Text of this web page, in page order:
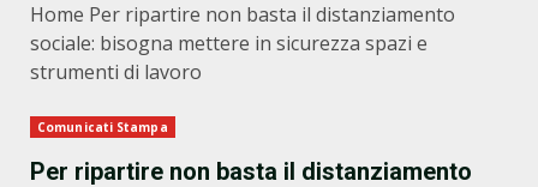
Home Per ripartire non basta il distanziamento
sociale: bisogna mettere in sicurezza spazi e
strumenti di lavoro
Comunicati Stampa
Per ripartire non basta il distanziamento